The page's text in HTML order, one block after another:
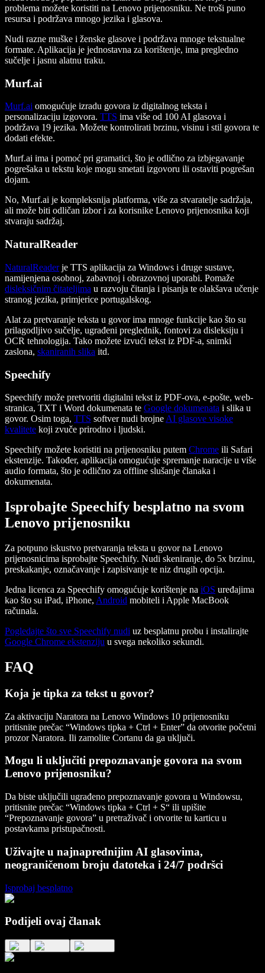
problema možete koristiti na Lenovo prijenosniku. Ne troši puno
resursa i podržava mnogo jezika i glasova.
Nudi razne muške i ženske glasove i podržava mnoge tekstualne
formate. Aplikacija je jednostavna za korištenje, ima pregledno
sučelje i jasnu alatnu traku.
Murf.ai
Murf.ai omogućuje izradu govora iz digitalnog teksta i
personalizaciju izgovora. TTS ima više od 100 AI glasova i
podržava 19 jezika. Možete kontrolirati brzinu, visinu i stil govora te
dodati efekte.
Murf.ai ima i pomoć pri gramatici, što je odlično za izbjegavanje
pogrešaka u tekstu koje mogu smetati izgovoru ili ostaviti pogrešan
dojam.
No, Murf.ai je kompleksnija platforma, više za stvaratelje sadržaja,
ali može biti odličan izbor i za korisnike Lenovo prijenosnika koji
stvaraju sadržaj.
NaturalReader
NaturalReaderje TTS aplikacija za Windows i druge sustave,
namijenjena osobnoj, zabavnoj i obrazovnoj uporabi. Pomaže
disleksičnim čitateljima u razvoju čitanja i pisanja te olakšava učenje
stranog jezika, primjerice portugalskog.
Alat za pretvaranje teksta u govor ima mnoge funkcije kao što su
prilagodljivo sučelje, ugrađeni preglednik, fontovi za disleksiju i
OCR tehnologija. Tako možete izvući tekst iz PDF-a, snimki
zaslona, skaniranih slika itd.
Speechify
Speechify može pretvoriti digitalni tekst iz PDF-ova, e-pošte, web-
stranica, TXT i Word dokumenata te Google dokumenata i slika u
govor. Osim toga, TTS softver nudi brojne AI glasove visoke
kvalitete koji zvuče prirodno i ljudski.
Speechify možete koristiti na prijenosniku putem Chrome ili Safari
ekstenzije. Također, aplikacija omogućuje spremanje naracije u više
audio formata, što je odlično za offline slušanje članaka i
dokumenata.
Isprobajte Speechify besplatno na svom
Lenovo prijenosniku
Za potpuno iskustvo pretvaranja teksta u govor na Lenovo
prijenosnicima isprobajte Speechify. Nudi skeniranje, do 5x brzinu,
preskakanje, označavanje i zapisivanje te niz drugih opcija.
Jedna licenca za Speechify omogućuje korištenje na iOS uređajima
kao što su iPad, iPhone, Android mobiteli i Apple MacBook
računala.
Pogledajte što sve Speechify nudi uz besplatnu probu i instalirajte
Google Chrome ekstenziju u svega nekoliko sekundi.
FAQ
Koja je tipka za tekst u govor?
Za aktivaciju Naratora na Lenovo Windows 10 prijenosniku
pritisnite prečac “Windows tipka + Ctrl + Enter” da otvorite početni
prozor Naratora. Ili zamolite Cortanu da ga uključi.
Mogu li uključiti prepoznavanje govora na svom
Lenovo prijenosniku?
Da biste uključili ugrađeno prepoznavanje govora u Windowsu,
pritisnite prečac “Windows tipka + Ctrl + S“ ili upišite
“Prepoznavanje govora” u pretraživač i otvorite tu karticu u
postavkama pristupačnosti.
Uživajte u najnaprednijim AI glasovima,
neograničenom broju datoteka i 24/7 podršci
Isprobaj besplatno
Podijeli ovaj članak